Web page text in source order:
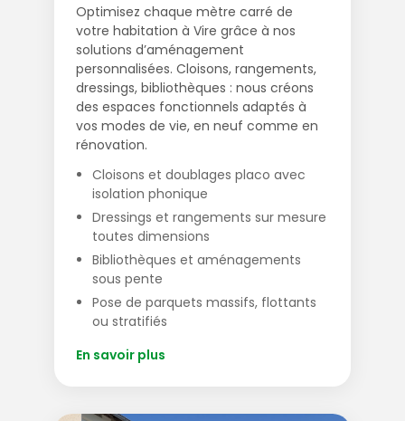
Optimisez chaque mètre carré de
votre habitation à Vire grâce à nos
solutions d’aménagement
personnalisées. Cloisons, rangements,
dressings, bibliothèques : nous créons
des espaces fonctionnels adaptés à
vos modes de vie, en neuf comme en
rénovation.
Cloisons et doublages placo avec
isolation phonique
Dressings et rangements sur mesure
toutes dimensions
Bibliothèques et aménagements
sous pente
Pose de parquets massifs, flottants
ou stratifiés
En savoir plus